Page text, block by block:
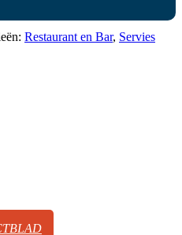
Restaurant en Bar, Servies